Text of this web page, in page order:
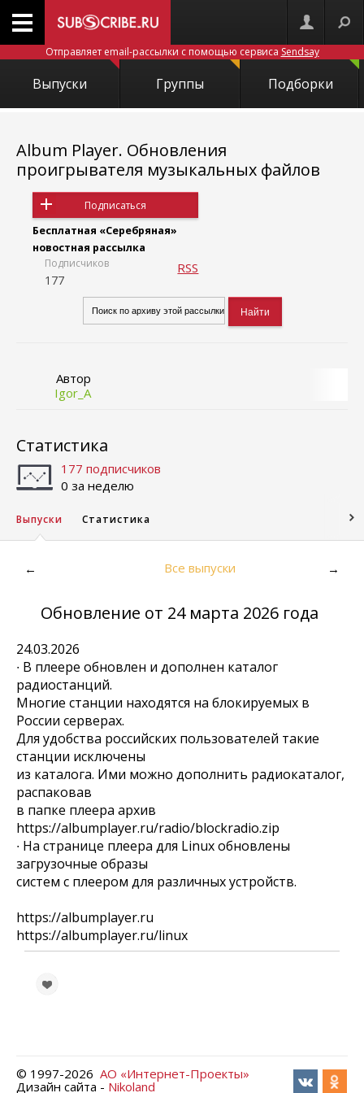
Отправляет email-рассылки с помощью сервиса Sendsay
Выпуски Группы Подборки
Album Player. Обновления
проигрывателя музыкальных файлов
Подписаться
Бесплатная «Серебряная»
новостная рассылка
Подписчиков
177
RSS
Автор
Igor_A
Статистика
177 подписчиков
0 за неделю
Выпуски Статистика
← Все выпуски →
Обновление от 24 марта 2026 года
24.03.2026
∙ В плеере обновлен и дополнен каталог
радиостанций.
Многие станции находятся на блокируемых в
России серверах.
Для удобства российских пользователей такие
станции исключены
из каталога. Ими можно дополнить радиокаталог,
распаковав
в папке плеера архив
https://albumplayer.ru/radio/blockradio.zip
∙ На странице плеера для Linux обновлены
загрузочные образы
систем с плеером для различных устройств.
https://albumplayer.ru
https://albumplayer.ru/linux
© 1997-2026 АО «Интернет-Проекты»
Дизайн сайта - Nikoland